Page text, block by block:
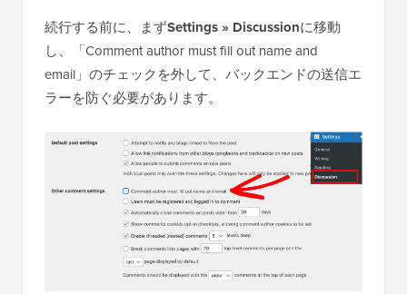
続行する前に、まずSettings » Discussionに移動
し、「Comment author must fill out name and
email」のチェックを外して、バックエンドの送信エ
ラーを防ぐ必要があります。